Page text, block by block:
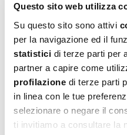
Questo sito web utilizza
Su questo sito sono attivi
per la navigazione ed il
statistici di terze parti per
partner a capire come
profilazione di terze parti
in linea con le tue
selezionare o negare il
ti invitiamo a consultare la
Spezia dalla storia
trova largo impiego
frutta, in particolare
panpepati e nelle
cioccolato.
inconfondibile a
basta un pizzico per
tazza di tè o latte.